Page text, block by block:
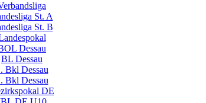
St. A
St. B
Dessau
BL Dessau
Bkl Dessau
Bkl Dessau
DE